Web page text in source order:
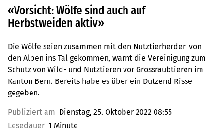
«Vorsicht: Wölfe sind auch auf
Herbstweiden aktiv»
Die Wölfe seien zusammen mit den Nutztierherden von
den Alpen ins Tal gekommen, warnt die Vereinigung zum
Schutz von Wild- und Nutztieren vor Grossraubtieren im
Kanton Bern. Bereits habe es über ein Dutzend Risse
gegeben.
Publiziert am Dienstag, 25. Oktober 2022 08:55
Lesedauer 1 Minute